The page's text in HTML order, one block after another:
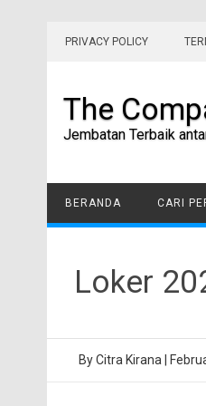
PRIVACY POLICY
The
Jembatan Terbaik
BERANDA CARI
Loker
ByCitra Kirana